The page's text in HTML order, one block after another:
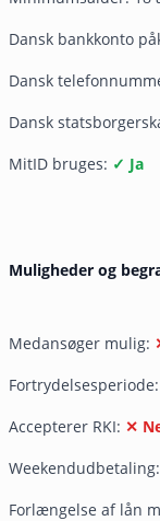
Dansk bankkonto
Dansk
Dansk
MitID bruges: ✓ Ja
Muligheder og
Medansøger mulig:
Fortrydelsesperiode:
Accepterer RKI: ✕
Weekendudbetaling:
Forlængelse af lån